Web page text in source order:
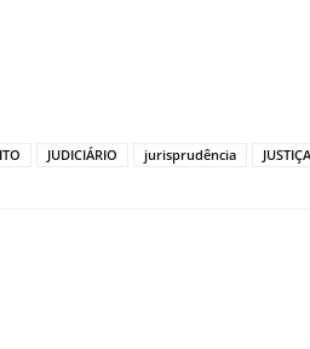
JUDICIÁRIO jurisprudência JUSTIÇA